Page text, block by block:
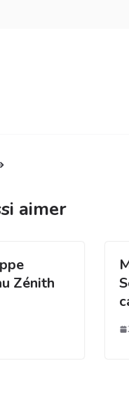
aimer
Zénith